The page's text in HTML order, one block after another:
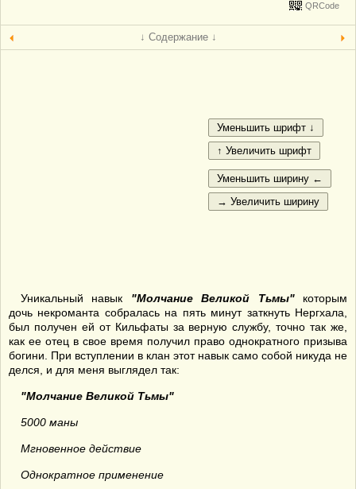
QRCode
↓ Содержание ↓
Уникальный навык "Молчание Великой Тьмы" которым
дочь некроманта собралась на пять минут заткнуть Нергхала,
был получен ей от Кильфаты за верную службу, точно так же,
как ее отец в свое время получил право однократного призыва
богини. При вступлении в клан этот навык само собой никуда не
делся, и для меня выглядел так:
"Молчание Великой Тьмы"
5000 маны
Мгновенное действие
Однократное применение